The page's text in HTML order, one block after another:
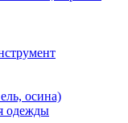
осина)
одежды